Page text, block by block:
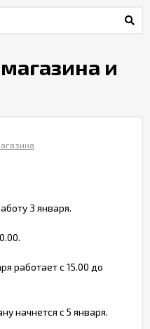
и
3 января.
работает с 15.00 до
начнется с 5 января.